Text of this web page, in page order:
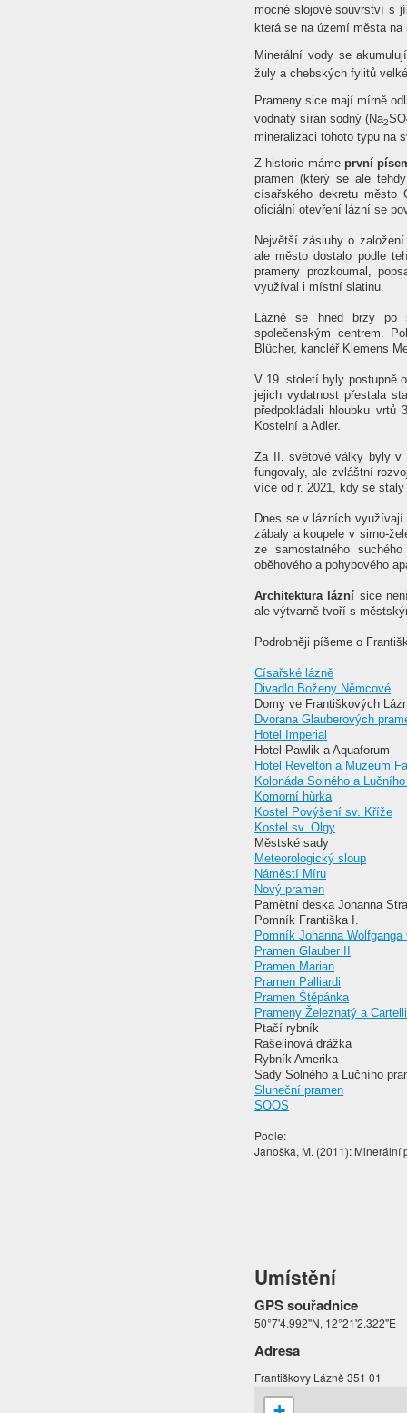
mocné slojové souvrství s
která se na území města
Minerální vody se
žuly a chebských fylitů
Prameny sice mají mírně
vodnatý síran sodný (Na2
mineralizaci tohoto typu na
Z historie máme první
pramen (který se ale
císařského dekretu město
oficiální otevření lázní se
Největší zásluhy o
ale město dostalo podle
prameny prozkoumal,
využíval i místní slatinu.
Lázně se hned brzy po
společenským centrem.
Blücher, kancléř Klemens
V 19. století byly postupně
jejich vydatnost přestala
předpokládali hloubku vrtů
Kostelní a Adler.
Za II. světové války byly v
fungovaly, ale zvláštní
více od r. 2021, kdy se
Dnes se v lázních využívají
zábaly a koupele v sirno-
ze samostatného
oběhového a pohybového
Architektura lázní sice
ale výtvarně tvoří s
Podrobněji píšeme o
Císařské lázně
Divadlo Boženy Němcové
Domy ve Františkových
Dvorana Glauberových
Hotel Imperial
Hotel Pawlik a Aquaforum
Hotel Revelton a Muzeum
Kolonáda Solného a
Komorní hůrka
Kostel Povýšení sv. Kříže
Kostel sv. Olgy
Městské sady
Meteorologický sloup
Náměstí Míru
Nový pramen
Pamětní deska Johanna
Pomník Františka I.
Pomník Johanna Wolfganga
Pramen Glauber II
Pramen Marian
Pramen Palliardi
Pramen Štěpánka
Prameny Železnatý a
Ptačí rybník
Rašelinová drážka
Rybník Amerika
Sady Solného a Lučního
Sluneční pramen
SOOS
Podle:
Janoška, M. (2011): Minerální
Umístění
GPS souřadnice
50°7'4.992"N, 12°21'2.322"E
Adresa
Františkovy Lázně 351 01